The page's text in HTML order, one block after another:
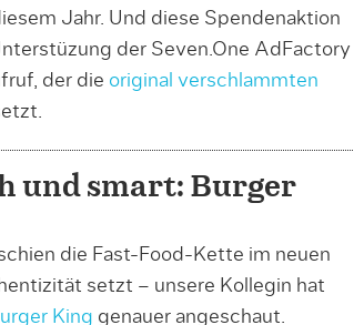
Jahr. Und diese Spendenaktion
der Seven.One AdFactory
der die original verschlammten
und smart: Burger
die Fast-Food-Kette im neuen
setzt – unsere Kollegin hat
King genauer angeschaut.